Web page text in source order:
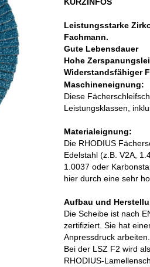
Leistungsstarke
Fachmann.
Gute Lebensdauer
Hohe
Widerstandsfähiger
Maschineneignung:
Diese
Leistungsklassen,
Materialeignung:
Die RHODIUS
Edelstahl (z.B. V2A,
1.0037 oder
hier durch eine sehr
Aufbau und
Die Scheibe ist nach
zertifiziert. Sie hat
Anpressdruck arbeiten.
Bei der LSZ F2 wird
RHODIUS-